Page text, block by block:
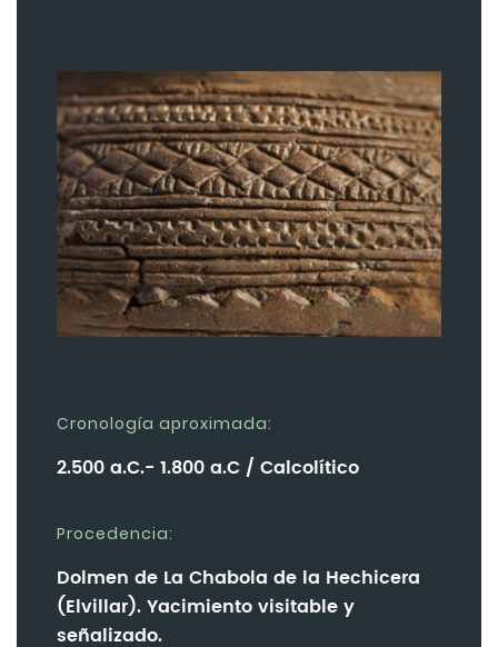
Cronología aproximada:
2.500 a.C.- 1.800 a.C / Calcolítico
Procedencia:
Dolmen de La Chabola de la Hechicera
(Elvillar). Yacimiento visitable y
señalizado.